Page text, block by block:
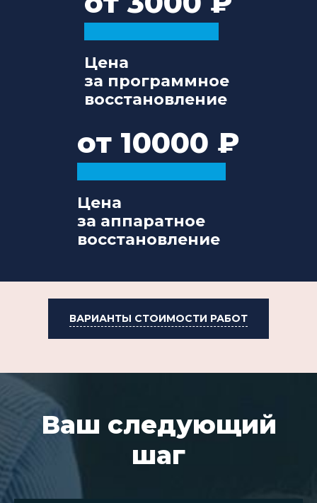
Цена
за программное
восстановление
от 10000
Цена
за аппаратное
восстановление
ВАРИАНТЫ СТОИМОСТИ РАБОТ
Ваш следующий
шаг